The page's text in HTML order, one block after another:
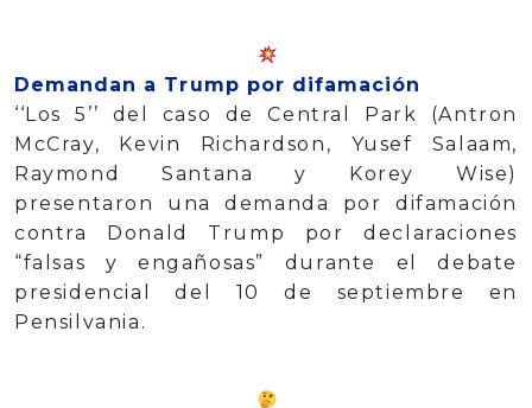
Demandan a Trump por difamación
‘‘Los 5’’ del caso de Central Park (Antron
McCray, Kevin Richardson, Yusef Salaam,
Raymond Santana y Korey Wise)
presentaron una demanda por difamación
contra Donald Trump por declaraciones
“falsas y engañosas” durante el debate
presidencial del 10 de septiembre en
Pensilvania.